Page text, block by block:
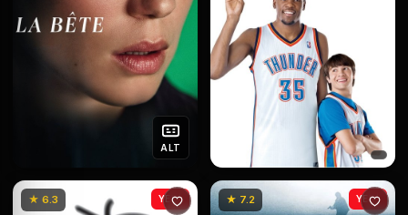
ALT
★ 6.3 YENİ ★ 7.2 YENİ